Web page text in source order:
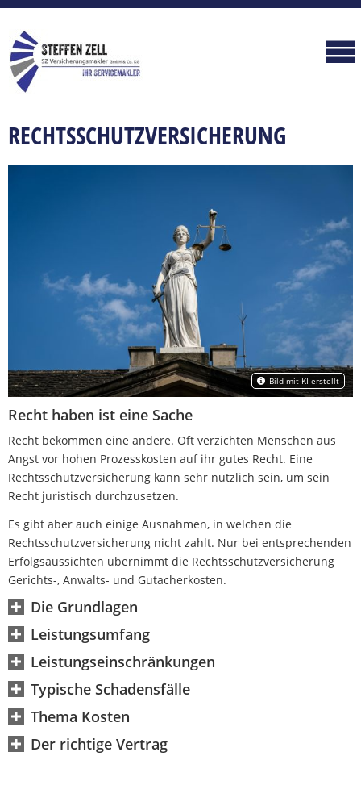
RECHTSSCHUTZVERSICHERUNG
Bild mit KI erstellt
Recht haben ist eine Sache
Recht bekommen eine andere. Oft verzichten Menschen aus
Angst vor hohen Prozesskosten auf ihr gutes Recht. Eine
Rechtsschutzversicherung kann sehr nützlich sein, um sein
Recht juristisch durchzusetzen.
Es gibt aber auch einige Ausnahmen, in welchen die
Rechtsschutzversicherung nicht zahlt. Nur bei entsprechenden
Erfolgsaussichten übernimmt die Rechtsschutzversicherung
Gerichts-, Anwalts- und Gutacherkosten.
Die Grundlagen
Leistungsumfang
Leistungseinschränkungen
Typische Schadensfälle
Thema Kosten
Der richtige Vertrag
Datenschutzerklärung